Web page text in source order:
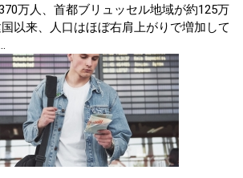
万人、首都ブリュッセル地域が約125万
以来、人口はほぼ右肩上がりで増加して